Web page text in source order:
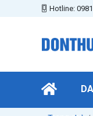
Hotline: